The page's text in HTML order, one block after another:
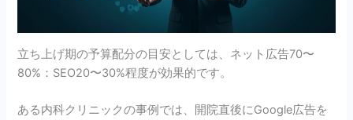
立ち上げ期の予算配分の目安としては、ネット広告70〜
80%：SEO20〜30%程度が効果的です。
ある内科クリニックの事例では、開院直後にGoogle広告を